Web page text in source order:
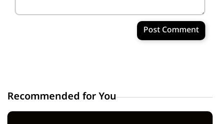
Post Comment
Recommended for You